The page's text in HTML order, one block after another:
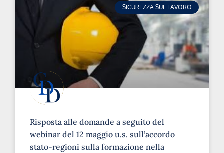
SICUREZZA SUL LAVORO
Risposta alle domande a seguito del
webinar del 12 maggio u.s. sull’accordo
stato-regioni sulla formazione nella